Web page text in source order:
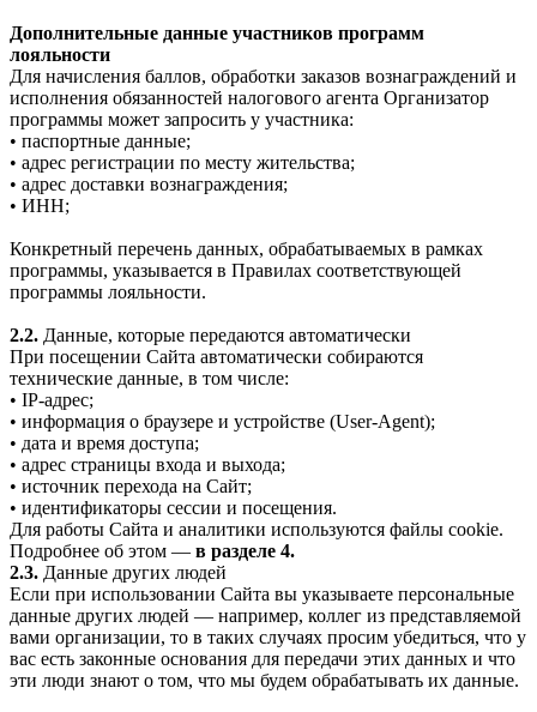
Дополнительные данные участников программ
лояльности
Для начисления баллов, обработки заказов вознаграждений и
исполнения обязанностей налогового агента Организатор
программы может запросить у участника:
• паспортные данные;
• адрес регистрации по месту жительства;
• адрес доставки вознаграждения;
• ИНН;
Конкретный перечень данных, обрабатываемых в рамках
программы, указывается в Правилах соответствующей
программы лояльности.
2.2. Данные, которые передаются автоматически
При посещении Сайта автоматически собираются
технические данные, в том числе:
• IP-адрес;
• информация о браузере и устройстве (User-Agent);
• дата и время доступа;
• адрес страницы входа и выхода;
• источник перехода на Сайт;
• идентификаторы сессии и посещения.
Для работы Сайта и аналитики используются файлы cookie.
Подробнее об этом — в разделе 4.
2.3. Данные других людей
Если при использовании Сайта вы указываете персональные
данные других людей — например, коллег из представляемой
вами организации, то в таких случаях просим убедиться, что у
вас есть законные основания для передачи этих данных и что
эти люди знают о том, что мы будем обрабатывать их данные.